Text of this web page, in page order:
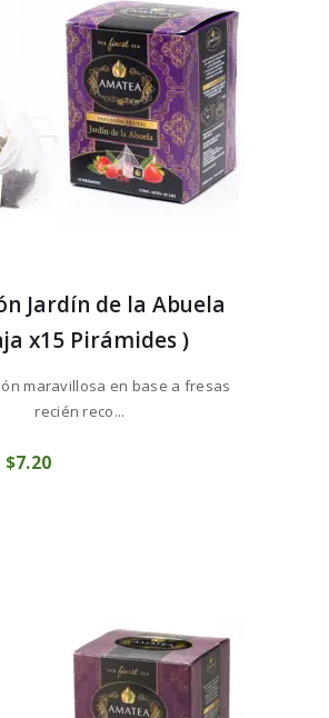
Jardín de la Abuela
x15 Pirámides )
maravillosa en base a fresas
recién reco...
$7 20